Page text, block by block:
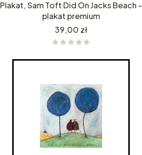
Plakat, Sam Toft Did On Jacks Beach -
plakat premium
Cena
39,00 zł